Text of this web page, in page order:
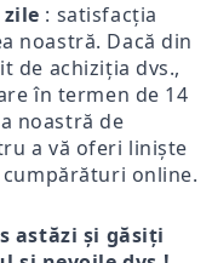
: satisfacția
noastră. Dacă din
de achiziția dvs.,
în termen de 14
noastră de
a vă oferi liniște
online.
astăzi și găsiți